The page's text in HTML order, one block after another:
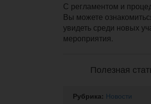
С регламентом и
Вы можете
увидеть среди новых
мероприятия.
Полезная
Рубрика: Новости